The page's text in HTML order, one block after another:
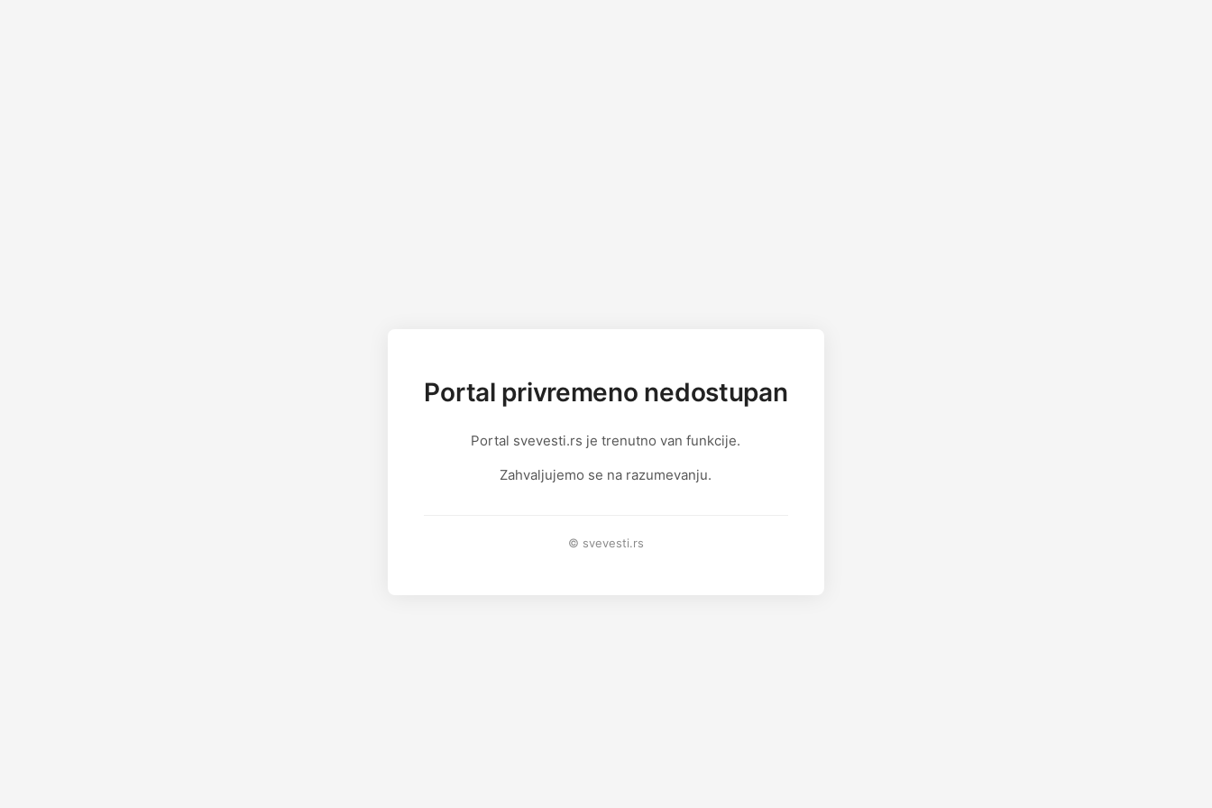
Portal privremeno nedostupan
Portal svevesti.rs je trenutno van funkcije.
Zahvaljujemo se na razumevanju.
© svevesti.rs